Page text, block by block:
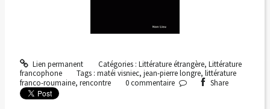
Lien permanent Catégories : Littérature étrangère, Littérature
francophone
Tags :matéi visniec,jean-pierre longre,littérature
franco-roumaine, rencontre 0commentaire Share